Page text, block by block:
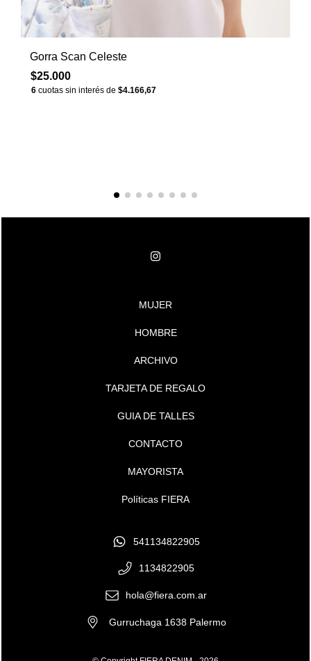
Gorra Scan Celeste
$25.000
6 cuotas sin interés de $4.166,67
MUJER
HOMBRE
ARCHIVO
TARJETA DE REGALO
GUIA DE TALLES
CONTACTO
MAYORISTA
Políticas FIERA
541134822905
1134822905
hola@fiera.com.ar
Gurruchaga 1638 Palermo